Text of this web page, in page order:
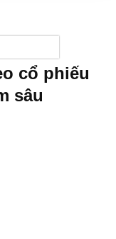
cổ phiếu
sâu